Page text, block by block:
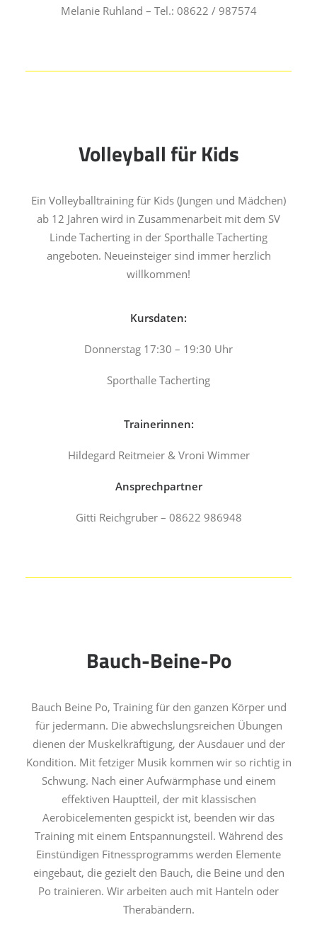
Melanie Ruhland – Tel.: 08622 / 987574
Volleyball für Kids
Ein Volleyballtraining für Kids (Jungen und Mädchen)
ab 12 Jahren wird in Zusammenarbeit mit dem SV
Linde Tacherting in der Sporthalle Tacherting
angeboten. Neueinsteiger sind immer herzlich
willkommen!
Kursdaten:
Donnerstag 17:30 – 19:30 Uhr
Sporthalle Tacherting
Trainerinnen:
Hildegard Reitmeier & Vroni Wimmer
Ansprechpartner
Gitti Reichgruber – 08622 986948
Bauch-Beine-Po
Bauch Beine Po, Training für den ganzen Körper und
für jedermann. Die abwechslungsreichen Übungen
dienen der Muskelkräftigung, der Ausdauer und der
Kondition. Mit fetziger Musik kommen wir so richtig in
Schwung. Nach einer Aufwärmphase und einem
effektiven Hauptteil, der mit klassischen
Aerobicelementen gespickt ist, beenden wir das
Training mit einem Entspannungsteil. Während des
Einstündigen Fitnessprogramms werden Elemente
eingebaut, die gezielt den Bauch, die Beine und den
Po trainieren. Wir arbeiten auch mit Hanteln oder
Therabändern.